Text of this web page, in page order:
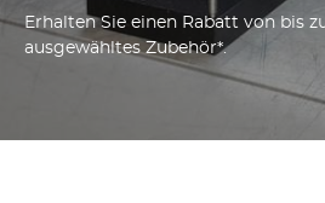
Erhalten Sie einen Rabatt von bis
ausgewähltes Zubehör*.